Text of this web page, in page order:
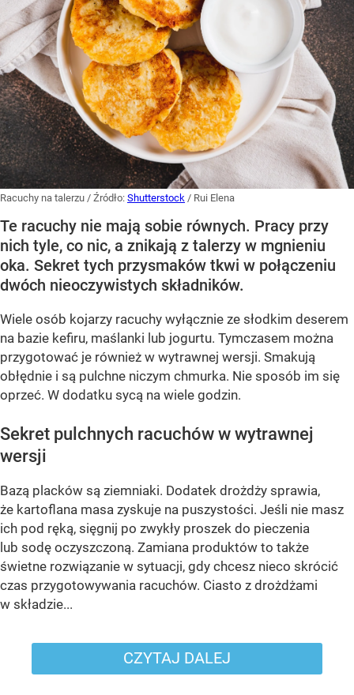
Racuchy na talerzu / Źródło: Shutterstock / Rui Elena
Te racuchy nie mają sobie równych. Pracy przy
nich tyle, co nic, a znikają z talerzy w mgnieniu
oka. Sekret tych przysmaków tkwi w połączeniu
dwóch nieoczywistych składników.
Wiele osób kojarzy racuchy wyłącznie ze słodkim deserem
na bazie kefiru, maślanki lub jogurtu. Tymczasem można
przygotować je również w wytrawnej wersji. Smakują
obłędnie i są pulchne niczym chmurka. Nie sposób im się
oprzeć. W dodatku sycą na wiele godzin.
Sekret pulchnych racuchów w wytrawnej
wersji
Bazą placków są ziemniaki. Dodatek drożdży sprawia,
że kartoflana masa zyskuje na puszystości. Jeśli nie masz
ich pod ręką, sięgnij po zwykły proszek do pieczenia
lub sodę oczyszczoną. Zamiana produktów to także
świetne rozwiązanie w sytuacji, gdy chcesz nieco skrócić
czas przygotowywania racuchów. Ciasto z drożdżami
w składzie...
CZYTAJ DALEJ